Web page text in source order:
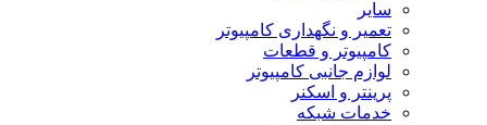
سایر
تعمیر و نگهداری کامپیوتر
کامپیوتر و قطعات
لوازم جانبی کامپیوتر
پرینتر و اسکنر
خدمات شبکه